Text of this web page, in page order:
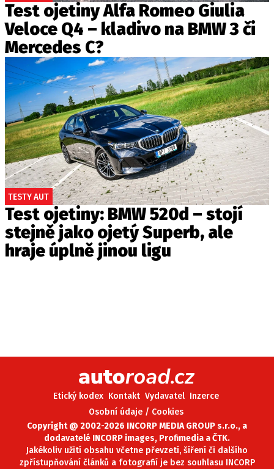
Test ojetiny Alfa Romeo Giulia
Veloce Q4 – kladivo na BMW 3 či
Mercedes C?
TESTY AUT
Test ojetiny: BMW 520d – stojí
stejně jako ojetý Superb, ale
hraje úplně jinou ligu
Etický kodex Kontakt Vydavatel Inzerce
Osobní údaje / Cookies
Copyright @ 2002-2026 INCORP MEDIA GROUP s.r.o., a
dodavatelé INCORP images, Profimedia a ČTK.
Jakékoliv užití obsahu včetne převzetí, šíření či dalšího
zpřístupňování článků a fotografií je bez souhlasu INCORP